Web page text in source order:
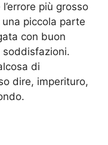
più grosso
piccola parte
con buon
soddisfazioni.
di
dire, imperituro,